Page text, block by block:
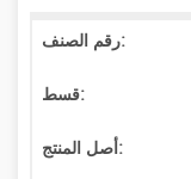
رقم الصنف:
قسط:
أصل المنتج: